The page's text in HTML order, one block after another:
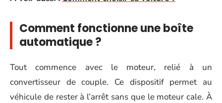
Comment fonctionne une boîte
automatique ?
Tout commence avec le moteur, relié à un
convertisseur de couple. Ce dispositif permet au
véhicule de rester à l’arrêt sans que le moteur cale. À